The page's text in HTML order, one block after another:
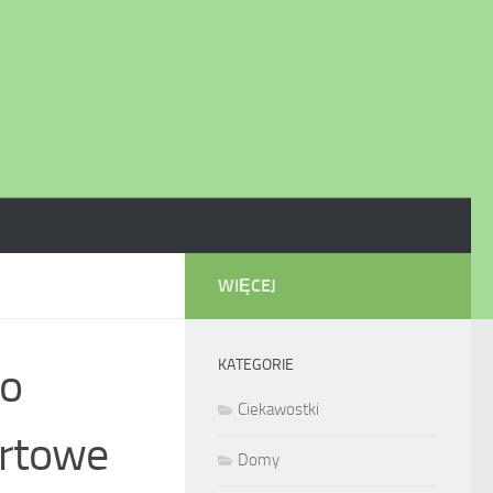
WIĘCEJ
KATEGORIE
Ciekawostki
Domy